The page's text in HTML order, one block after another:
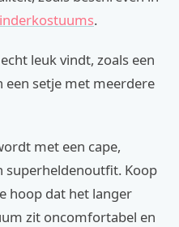
.
leuk vindt, zoals een
een setje met meerdere
met een cape,
superheldenoutfit. Koop
hoop dat het langer
zit oncomfortabel en